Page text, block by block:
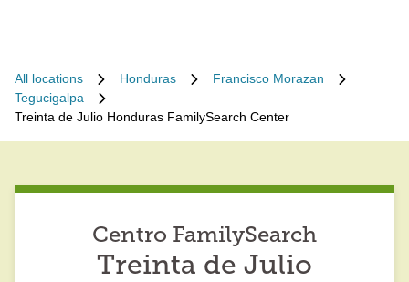
All locations Honduras
Francisco Morazan
Tegucigalpa
Treinta de Julio Honduras FamilySearch Center
Centro FamilySearch
Treinta de Julio